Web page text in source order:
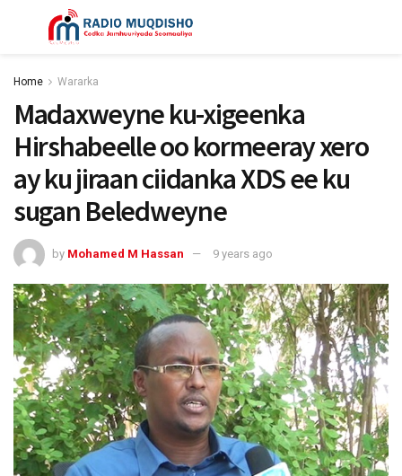
Home Wararka
Madaxweyne ku-xigeenka
Hirshabeelle oo kormeeray xero
ay ku jiraan ciidanka XDS ee ku
sugan Beledweyne
by Mohamed M Hassan 9 years ago